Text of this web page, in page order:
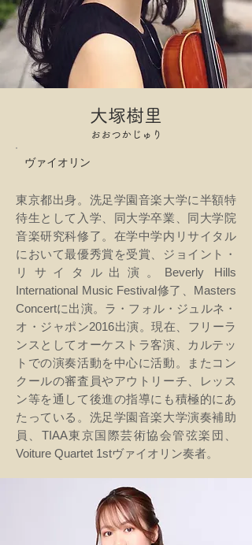
大塚樹里
おおつかじゅり
ヴァイオリン
東京都出身。洗足学園音楽大学に半額特
待生として入学、同大学卒業、同大学院
音楽研究科修了。在学中学内リサイタル
において最優秀賞を受賞、ジョイント・
リサイタル出演。Beverly Hills
International Music Festival修了、Masters
Concertに出演。ラ・フォル・ジュルネ・
オ・ジャポン2016出演。現在、フリーラ
ンスとしてオーケストラ客演、カルテッ
トでの演奏活動を中心に活動。またコン
クールの審査員やアウトリーチ、レッス
ン等を通して後進の指導にも積極的にあ
たっている。洗足学園音楽大学演奏補助
員、TIAA東京国際芸術協会管弦楽団、
Voiture Quartet 1stヴァイオリン奏者。